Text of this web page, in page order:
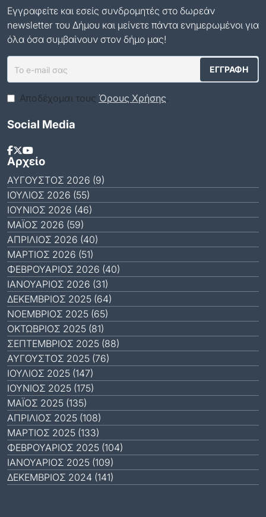
Εγγραφείτε και εσείς συνδρομητές στο δωρεάν
newsletter του Δήμου και μείνετε πάντα ενημερωμένοι για
όλα όσα συμβαίνουν στον δήμο μας!
Αποδέχομαι τους Όρους Χρήσης.
Social Media
Αρχείο
ΑΎΓΟΥΣΤΟΣ 2026 (9)
ΙΟΎΛΙΟΣ 2026 (55)
ΙΟΎΝΙΟΣ 2026 (46)
ΜΆΙΟΣ 2026 (59)
ΑΠΡΊΛΙΟΣ 2026 (40)
ΜΆΡΤΙΟΣ 2026 (51)
ΦΕΒΡΟΥΆΡΙΟΣ 2026 (40)
ΙΑΝΟΥΆΡΙΟΣ 2026 (31)
ΔΕΚΈΜΒΡΙΟΣ 2025 (64)
ΝΟΈΜΒΡΙΟΣ 2025 (65)
ΟΚΤΏΒΡΙΟΣ 2025 (81)
ΣΕΠΤΈΜΒΡΙΟΣ 2025 (88)
ΑΎΓΟΥΣΤΟΣ 2025 (76)
ΙΟΎΛΙΟΣ 2025 (147)
ΙΟΎΝΙΟΣ 2025 (175)
ΜΆΙΟΣ 2025 (135)
ΑΠΡΊΛΙΟΣ 2025 (108)
ΜΆΡΤΙΟΣ 2025 (133)
ΦΕΒΡΟΥΆΡΙΟΣ 2025 (104)
ΙΑΝΟΥΆΡΙΟΣ 2025 (109)
ΔΕΚΈΜΒΡΙΟΣ 2024 (141)